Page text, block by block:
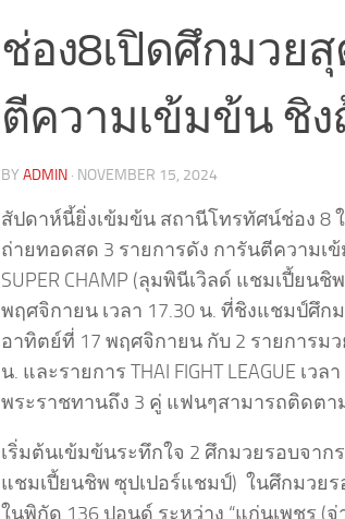
ช่อง8เปิดศึกมวย
ตีความเข้มข้น ชิ
BY ADMIN · NOVEMBER 15, 2024
สัปดาห์นี้ยิ่งเข้มข้น สถานีโทรทัศน์ช่อง 8
ถ่ายทอดสด 3 รายการดัง การันตีความเ
SUPER CHAMP (ลุมพินีเวิลด์ แชมเปี้ยน
พฤศจิกายน เวลา 17.30 น. ที่ชิงแชมป์ศึ
อาทิตย์ที่ 17 พฤศจิกายน กับ 2 รายการม
น. และรายการ THAI FIGHT LEAGUE เ
พระราชทานถึง 3 คู่ แฟนๆสามารถติดต
เริ่มต้นเข้มข้นระทึกใจ 2 ศึกมวยรอบจากร
แชมเปี้ยนชิพ ซุปเปอร์แชมป์) ในศึกมวย
ในพิกัด 136 ปอนด์ ระหว่าง “แก่นเพชร